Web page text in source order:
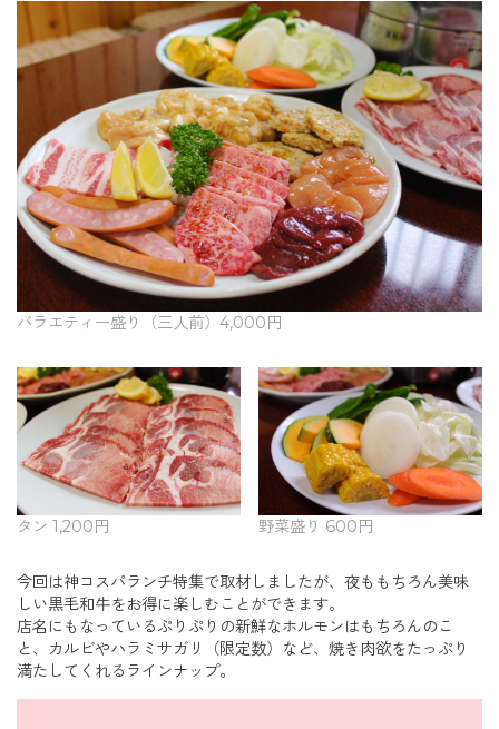
バラエティー盛り（三人前）4,000円
タン 1,200円 野菜盛り 600円
今回は神コスパランチ特集で取材しましたが、夜ももちろん美味
しい黒毛和牛をお得に楽しむことができます。
店名にもなっているぷりぷりの新鮮なホルモンはもちろんのこ
と、カルビやハラミサガリ（限定数）など、焼き肉欲をたっぷり
満たしてくれるラインナップ。